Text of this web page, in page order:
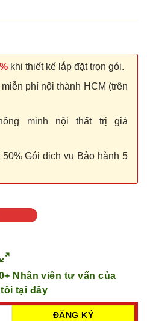
khi thiết kế lắp đặt trọn gói.
phí nội thành HCM (trên
minh nội thất trị giá
Gói dịch vụ Bảo hành 5
Nhân viên tư vấn của
tại đây